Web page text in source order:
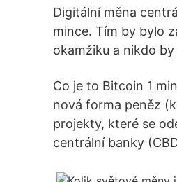
Digitální měna
mince. Tím by bylo
okamžiku a nikdo
Co je to Bitcoin 1
nová forma peněz
projekty, které se
centrální banky